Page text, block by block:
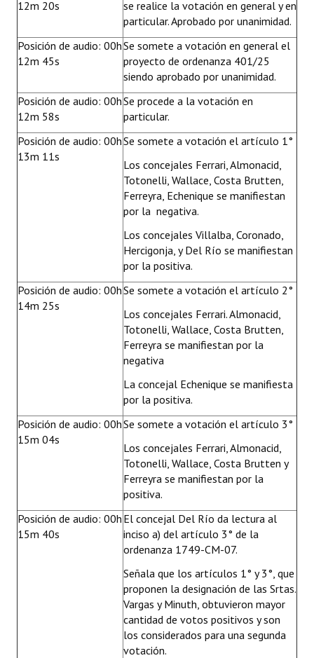
12m 20s
se realice la votación en general y en
particular. Aprobado por unanimidad.
Posición de audio: 00h
12m 45s
Se somete a votación en general el
proyecto de ordenanza 401/25
siendo aprobado por unanimidad.
Posición de audio: 00h
12m 58s
Se procede a la votación en
particular.
Posición de audio: 00h
13m 11s
Se somete a votación el artículo 1°
Los concejales Ferrari, Almonacid,
Totonelli, Wallace, Costa Brutten,
Ferreyra, Echenique se manifiestan
por la negativa.
Los concejales Villalba, Coronado,
Hercigonja, y Del Río se manifiestan
por la positiva.
Posición de audio: 00h
14m 25s
Se somete a votación el artículo 2°
Los concejales Ferrari. Almonacid,
Totonelli, Wallace, Costa Brutten,
Ferreyra se manifiestan por la
negativa
La concejal Echenique se manifiesta
por la positiva.
Posición de audio: 00h
15m 04s
Se somete a votación el artículo 3°
Los concejales Ferrari, Almonacid,
Totonelli, Wallace, Costa Brutten y
Ferreyra se manifiestan por la
positiva.
Posición de audio: 00h
15m 40s
El concejal Del Río da lectura al
inciso a) del artículo 3° de la
ordenanza 1749-CM-07.
Señala que los artículos 1° y 3°, que
proponen la designación de las Srtas.
Vargas y Minuth, obtuvieron mayor
cantidad de votos positivos y son
los considerados para una segunda
votación.